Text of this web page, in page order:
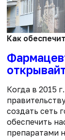
Как
Когда в 2015
создать сеть
обеспечить
препаратами